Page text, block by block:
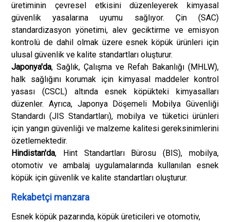
üretiminin çevresel etkisini düzenleyerek kimyasal
güvenlik yasalarına uyumu sağlıyor. Çin (SAC)
standardizasyon yönetimi, alev geciktirme ve emisyon
kontrolü de dahil olmak üzere esnek köpük ürünleri için
ulusal güvenlik ve kalite standartları oluşturur.
Japonya'da, Sağlık, Çalışma ve Refah Bakanlığı (MHLW),
halk sağlığını korumak için kimyasal maddeler kontrol
yasası (CSCL) altında esnek köpükteki kimyasalları
düzenler. Ayrıca, Japonya Döşemeli Mobilya Güvenliği
Standardı (JIS Standartları), mobilya ve tüketici ürünleri
için yangın güvenliği ve malzeme kalitesi gereksinimlerini
özetlemektedir.
Hindistan'da, Hint Standartları Bürosu (BIS), mobilya,
otomotiv ve ambalaj uygulamalarında kullanılan esnek
köpük için güvenlik ve kalite standartları oluşturur.
Rekabetçi manzara
Esnek köpük pazarında, köpük üreticileri ve otomotiv,